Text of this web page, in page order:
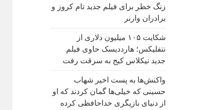
زنگ خطر برای فیلم جدید تام کروز و
برادران وارنر
شکایت ۱۰۵ میلیون دلاری از
نتفلیکس؛ هارددیسک حاوی فیلم
جدید نیکلاس کیج به سرقت رفت
واکنش‌ها به پست اخیر شهاب
حسینی که خیلی‌ها گمان کردند که او
از دنیای بازیگری خداحافظی کرده